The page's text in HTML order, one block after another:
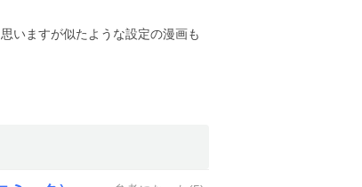
いますが似たような設定の漫画も